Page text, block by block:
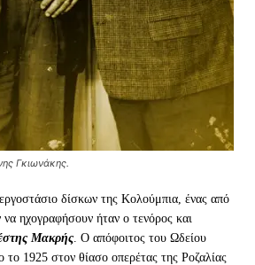
Γκιωνάκης.
δίσκων της Κολούμπια, ένας από
ηχογραφήσουν ήταν ο τενόρος και
Μακρής . Ο απόφοιτος του Ωδείου
το 1925 στον θίασο οπερέτας της Ροζαλίας